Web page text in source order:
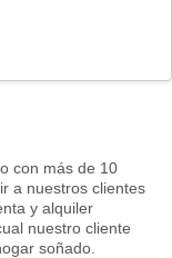
con más de 10
a nuestros clientes
y alquiler
nuestro cliente
soñado.